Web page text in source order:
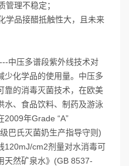
管理不稳定；
学品接醋抵触性大，且未来
中压多谱段紫外线技术对
少化学品的使用量。中压多
靠的消毒灭菌技术，在欧美
水、食品饮料、制药及游泳
2009年Grade “A”
巴氏灭菌奶生产指导守则)
120mJ/cm2剂量对水消毒可
天然矿泉水》(GB 8537-